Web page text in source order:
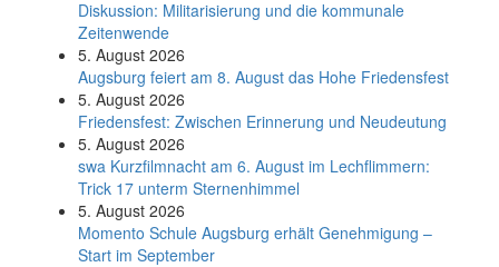
Diskussion: Mi­li­ta­ri­sie­rung und die kommunale
Zeitenwende
5. August 2026
Augsburg feiert am 8. August das Hohe Friedensfest
5. August 2026
Friedensfest: Zwischen Erinnerung und Neudeutung
5. August 2026
swa Kurz­film­nacht am 6. August im Lech­flim­mern:
Trick 17 unterm Sternen­himmel
5. August 2026
Momento Schule Augsburg erhält Genehmigung –
Start im September